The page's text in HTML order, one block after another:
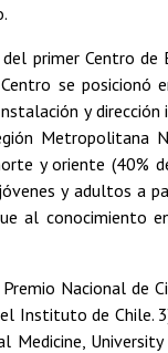
primer Centro
Centro se
y
y oriente (40%
y adultos a
al conocimiento
Nacional de
Instituto de Chile.